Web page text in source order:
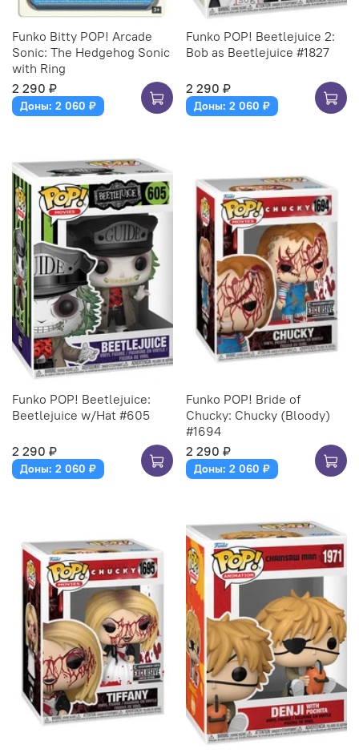
Funko Bitty POP! Arcade
Sonic: The Hedgehog Sonic
with Ring
2 290 ₽
Доны: 2 060 ₽
Funko POP! Beetlejuice 2:
Bob as Beetlejuice #1827
2 290 ₽
Доны: 2 060 ₽
Funko POP! Beetlejuice:
Beetlejuice w/Hat #605
2 290 ₽
Доны: 2 060 ₽
Funko POP! Bride of
Chucky: Chucky (Bloody)
#1694
2 290 ₽
Доны: 2 060 ₽